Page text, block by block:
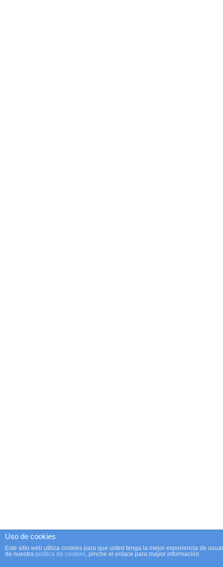
Uso de cookies
Este sitio web utiliza cookies para que usted tenga la mejor experiencia de
de nuestra política de cookies, pinche el enlace para mayor información.